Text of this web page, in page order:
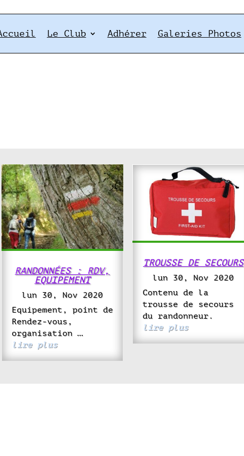
Le Club Adhérer Galeries Photos
RANDONNÉES : RDV,
EQUIPEMENT
lun 30, Nov 2020
Equipement, point de
Rendez-vous,
organisation …
lire plus
TROUSSE DE SECOURS
lun 30, Nov 2020
Contenu de la
trousse de secours
du randonneur.
lire plus